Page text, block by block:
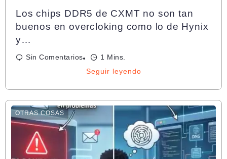
Los chips DDR5 de CXMT no son tan
buenos en overcloking como lo de Hynix
y…
Sin Comentarios 1 Mins.
Seguir leyendo
OTRAS COSAS